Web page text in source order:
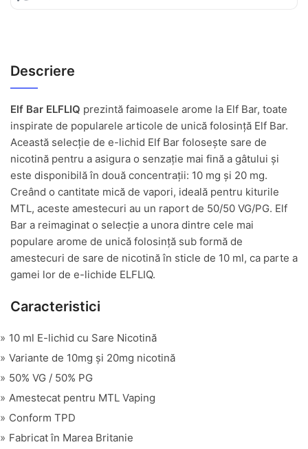
Descriere
Elf Bar ELFLIQ prezintă faimoasele arome la Elf Bar, toate
inspirate de popularele articole de unică folosință Elf Bar.
Această selecție de e-lichid Elf Bar folosește sare de
nicotină pentru a asigura o senzație mai fină a gâtului și
este disponibilă în două concentrații: 10 mg și 20 mg.
Creând o cantitate mică de vapori, ideală pentru kiturile
MTL, aceste amestecuri au un raport de 50/50 VG/PG. Elf
Bar a reimaginat o selecție a unora dintre cele mai
populare arome de unică folosință sub formă de
amestecuri de sare de nicotină în sticle de 10 ml, ca parte a
gamei lor de e-lichide ELFLIQ.
Caracteristici
10 ml E-lichid cu Sare Nicotină
Variante de 10mg și 20mg nicotină
50% VG / 50% PG
Amestecat pentru MTL Vaping
Conform TPD
Fabricat în Marea Britanie